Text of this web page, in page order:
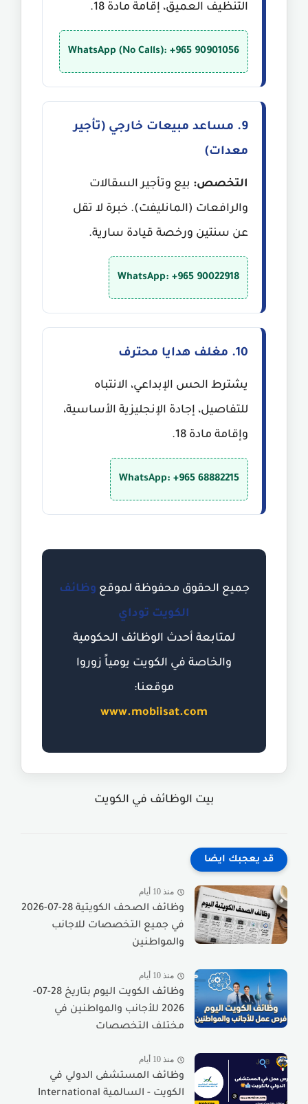
التنظيف العميق، إقامة مادة 18.
WhatsApp (No Calls): +965 90901056
9. مساعد مبيعات خارجي (تأجير
معدات)
التخصص: بيع وتأجير السقالات
والرافعات (المانليفت). خبرة لا تقل
عن سنتين ورخصة قيادة سارية.
WhatsApp: +965 90022918
10. مغلف هدايا محترف
يشترط الحس الإبداعي، الانتباه
للتفاصيل، إجادة الإنجليزية الأساسية،
وإقامة مادة 18.
WhatsApp: +965 68882215
جميع الحقوق محفوظة لموقع وظائف
الكويت توداي
لمتابعة أحدث الوظائف الحكومية
والخاصة في الكويت يومياً زوروا
موقعنا:
www.mobiisat.com
بيت الوظائف في الكويت
قد يعجبك ايضا
منذ 10 أيام
وظائف الصحف الكويتية 28-07-2026
في جميع التخصصات للاجانب
والمواطنين
منذ 10 أيام
وظائف الكويت اليوم بتاريخ 28-07-
2026 للأجانب والمواطنين في
مختلف التخصصات
منذ 10 أيام
وظائف المستشفى الدولي في
الكويت - السالمية International